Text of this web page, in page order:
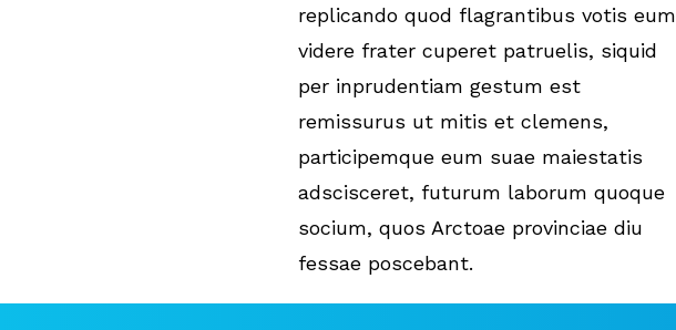
replicando quod flagrantibus votis eum
videre frater cuperet patruelis, siquid
per inprudentiam gestum est
remissurus ut mitis et clemens,
participemque eum suae maiestatis
adscisceret, futurum laborum quoque
socium, quos Arctoae provinciae diu
fessae poscebant.